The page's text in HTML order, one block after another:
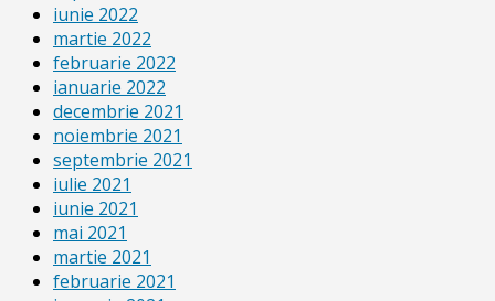
iunie 2022
martie 2022
februarie 2022
ianuarie 2022
decembrie 2021
noiembrie 2021
septembrie 2021
iulie 2021
iunie 2021
mai 2021
martie 2021
februarie 2021